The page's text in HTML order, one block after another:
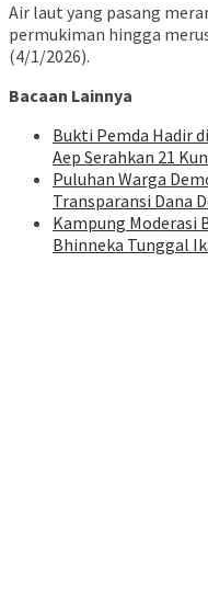
Air laut yang pasang
permukiman hingga
(4/1/2026).
Bacaan Lainnya
Bukti Pemda Hadir
Aep Serahkan 21
Puluhan Warga
Transparansi Dana
Kampung Moderasi
Bhinneka Tunggal